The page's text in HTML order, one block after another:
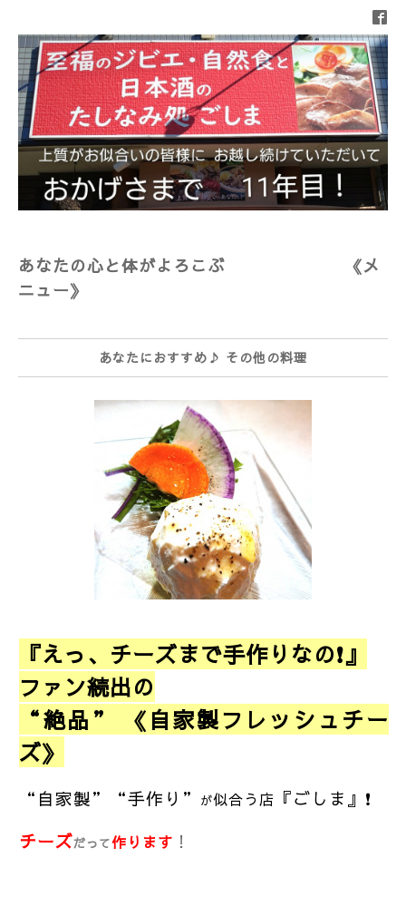
あなたの心と体がよろこぶ 《メ
ニュー》
あなたにおすすめ♪ その他の料理
『えっ、チーズまで手作りなの❗』
ファン続出の
“絶品”
《自家製フレッシュチー
ズ》
“自家製”“手作り” が似合う店 『ごしま』❗
チーズだって作ります ！